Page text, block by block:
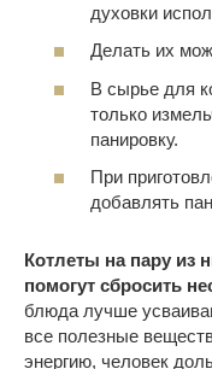
духовки
Делать их
В сырье для
только
панировку.
При
добавлять
Котлеты на пару из
помогут сбросить
блюда лучше
все полезные
энергию, человек